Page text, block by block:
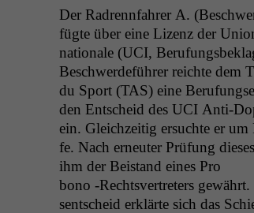
Der Radren­n­fahrer A.
fügte über eine Lizenz der
na­tionale (UCI,
Beschw­erde­führer reichte dem
du Sport (TAS) eine
den Entscheid des UCIAnti-
ein. Gle­ichzeit­ig ersuchte er
fe. Nach erneuter Prü­fung
ihm der Bei­s­tand eines Pro
bono ‑Rechtsvertreters
sentscheid erk­lärte sich das